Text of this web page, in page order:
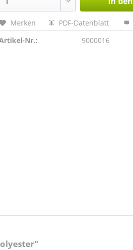
Merken PDF-Datenblatt
Nr.:
9000016